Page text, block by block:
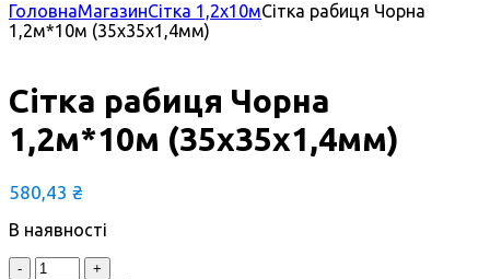
ГоловнаМагазинСітка 1,2х10мСітка рабиця Чорна
1,2м*10м (35x35x1,4мм)
Сітка рабиця Чорна
1,2м*10м (35x35x1,4мм)
580,43 ₴
В наявності